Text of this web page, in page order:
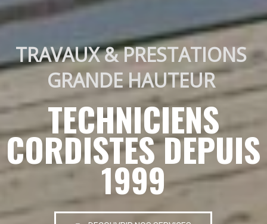
TRAVAUX & PRESTATIONS
GRANDE HAUTEUR
TECHNICIENS
CORDISTES DEPUIS
1999